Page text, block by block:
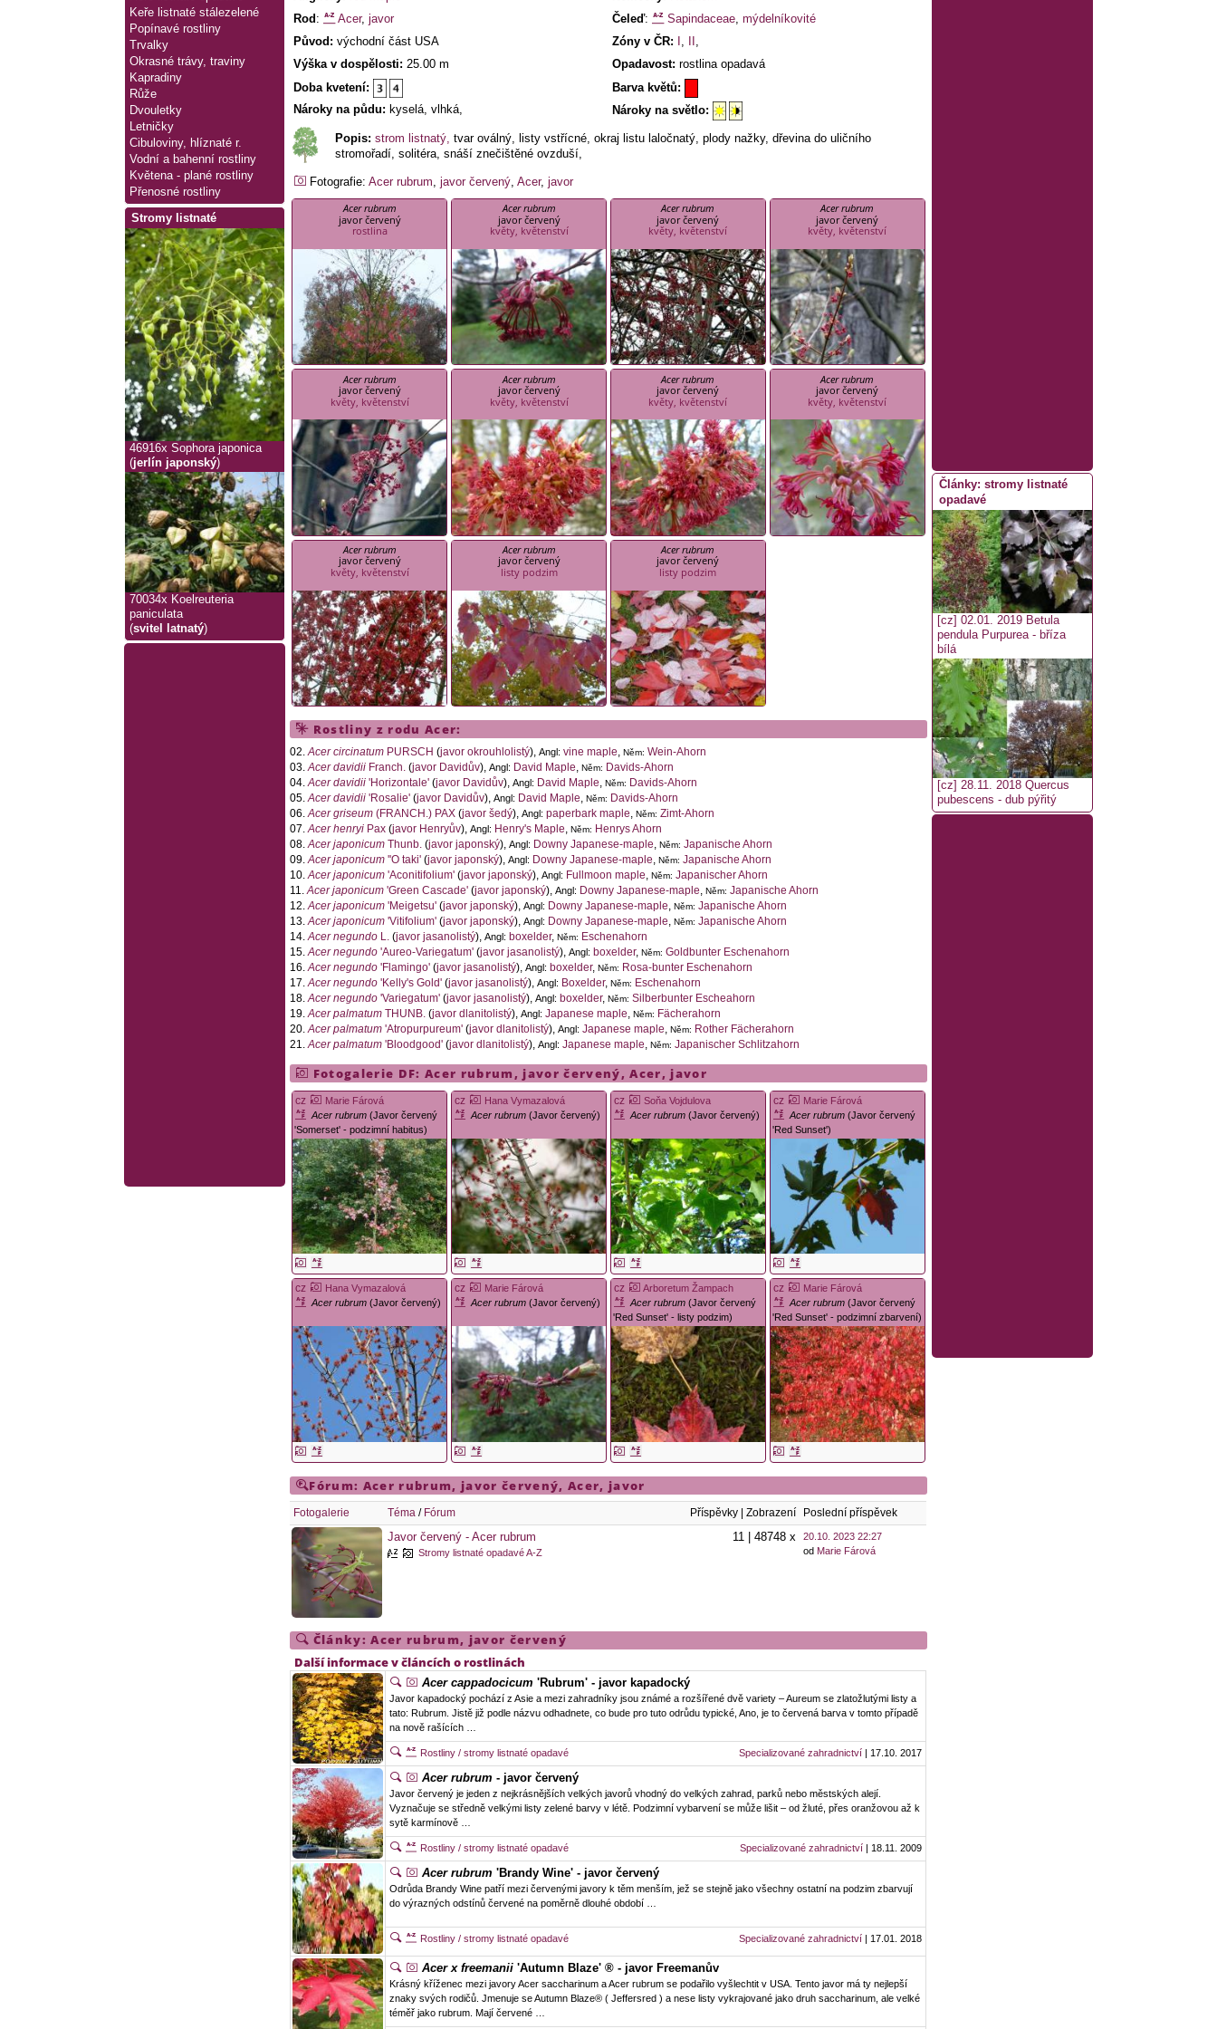
Rod : Acer,javor Čeleď: Sapindaceae, mýdelníkovité
Původ: východní část USA Zóny v ČR: ,
,
Výška v dospělosti: 25.00 m Opadavost: rostlina opadavá
Doba kvetení:
Barva květů:
Nároky na půdu: kyselá, vlhká, Nároky na světlo:
Popis: strom listnatý,tvar oválný, listy vstřícné, okraj listu laločnatý, plody nažky, dřevina do uličního
stromořadí, solitéra, snáší znečištěné ovzduší,
Fotografie:Acer rubrum,javor červený,Acer,javor
Acer rubrum
javor červený
rostlina
Acer rubrum
javor červený
květy, květenství
Acer rubrum
javor červený
květy, květenství
Acer rubrum
javor červený
květy, květenství
Acer rubrum
javor červený
květy, květenství
Acer rubrum
javor červený
květy, květenství
Acer rubrum
javor červený
květy, květenství
Acer rubrum
javor červený
květy, květenství
Acer rubrum
javor červený
květy, květenství
Acer rubrum
javor červený
listy podzim
Acer rubrum
javor červený
listy podzim
Rostliny z rodu Acer:
02.Acer circinatum PURSCH (javor okrouhlolistý),Angl: vine maple,Něm: Wein-Ahorn
03.Acer davidii Franch. (javor Davidův),Angl: David Maple,Něm: Davids-Ahorn
04.Acer davidii 'Horizontale' (javor Davidův),Angl: David Maple,Něm: Davids-Ahorn
05.Acer davidii 'Rosalie' (javor Davidův),Angl: David Maple,Něm: Davids-Ahorn
06.Acer griseum (FRANCH.) PAX (javor šedý),Angl: paperbark maple,Něm: Zimt-Ahorn
07.Acer henryi Pax (javor Henryův),Angl: Henry's Maple,Něm: Henrys Ahorn
08.Acer japonicum Thunb. (javor japonský),Angl: Downy Japanese-maple,Něm: Japanische Ahorn
09.Acer japonicum ''O taki' (javor japonský),Angl: Downy Japanese-maple,Něm: Japanische Ahorn
10.Acer japonicum 'Aconitifolium' (javor japonský),Angl: Fullmoon maple,Něm: Japanischer Ahorn
11.Acer japonicum 'Green Cascade' (javor japonský),Angl: Downy Japanese-maple,Něm: Japanische Ahorn
12.Acer japonicum 'Meigetsu' (javor japonský),Angl: Downy Japanese-maple,Něm: Japanische Ahorn
13.Acer japonicum 'Vitifolium' (javor japonský),Angl: Downy Japanese-maple,Něm: Japanische Ahorn
14.Acer negundo L. (javor jasanolistý),Angl: boxelder,Něm: Eschenahorn
15.Acer negundo 'Aureo-Variegatum' (javor jasanolistý),Angl: boxelder,Něm: Goldbunter Eschenahorn
16.Acer negundo 'Flamingo' (javor jasanolistý),Angl: boxelder,Něm: Rosa-bunter Eschenahorn
17.Acer negundo 'Kelly's Gold' (javor jasanolistý),Angl: Boxelder,Něm: Eschenahorn
18.Acer negundo 'Variegatum' (javor jasanolistý),Angl: boxelder,Něm: Silberbunter Escheahorn
19.Acer palmatum THUNB. (javor dlanitolistý),Angl: Japanese maple,Něm: Fächerahorn
20.Acer palmatum 'Atropurpureum' (javor dlanitolistý),Angl: Japanese maple,Něm: Rother Fächerahorn
21.Acer palmatum 'Bloodgood' (javor dlanitolistý),Angl: Japanese maple,Něm: Japanischer Schlitzahorn
Fotogalerie DF: Acer rubrum, javor červený,Acer, javor
cz
Marie Fárová
Acer rubrum (Javor červený
'Somerset' - podzimní habitus)
cz
Hana Vymazalová
Acer rubrum (Javor červený)
cz
Soňa Vojdulova
Acer rubrum(Javor červený)
cz
Marie Fárová
Acer rubrum(Javor červený
'Red Sunset')
cz
Hana Vymazalová
Acer rubrum (Javor červený)
cz
Marie Fárová
Acer rubrum (Javor červený)
cz
Arboretum Žampach
Acer rubrum(Javor červený
'Red Sunset' - listy podzim)
cz
Marie Fárová
Acer rubrum(Javor červený
'Red Sunset' - podzimní zbarvení)
Fórum: Acer rubrum, javor červený, Acer, javor
Fotogalerie Téma / Fórum Příspěvky | Zobrazení Poslední příspěvek
11 | 48748 x
Javor červený - Acer rubrum
Stromy listnaté opadavé A-Z
20.10. 2023 22:27
od Marie Fárová
Články:Acer rubrum, javor červený
Další informace v článcích o rostlinách
Acer cappadocicum 'Rubrum' - javor kapadocký
Javor kapadocký pochází z Asie a mezi zahradníky jsou známé a rozšířené dvě variety – Aureum se zlatožlutými listy a
tato: Rubrum. Jistě již podle názvu odhadnete, co bude pro tuto odrůdu typické, Ano, je to červená barva v tomto případě
na nově rašících …
Specializované zahradnictví | 17.10. 2017
Rostliny / stromy listnaté opadavé
Acer rubrum - javor červený
Javor červený je jeden z nejkrásnějších velkých javorů vhodný do velkých zahrad, parků nebo městských alejí.
Vyznačuje se středně velkými listy zelené barvy v létě. Podzimní vybarvení se může lišit – od žluté, přes oranžovou až k
sytě karmínově …
Specializované zahradnictví | 18.11. 2009
Rostliny / stromy listnaté opadavé
Acer rubrum 'Brandy Wine' - javor červený
Odrůda Brandy Wine patří mezi červenými javory k těm menším, jež se stejně jako všechny ostatní na podzim zbarvují
do výrazných odstínů červené na poměrně dlouhé období …
Specializované zahradnictví | 17.01. 2018
Rostliny / stromy listnaté opadavé
Acer x freemanii 'Autumn Blaze' ® - javor Freemanův
Krásný kříženec mezi javory Acer saccharinum a Acer rubrum se podařilo vyšlechtit v USA. Tento javor má ty nejlepší
znaky svých rodičů. Jmenuje se Autumn Blaze® ( Jeffersred ) a nese listy vykrajované jako druh saccharinum, ale velké
téměř jako rubrum. Mají červené …
Keře listnaté stálezelené
Popínavé rostliny
Trvalky
Okrasné trávy, traviny
Kapradiny
Růže
Dvouletky
Letničky
Cibuloviny, hlíznaté r.
Vodní a bahenní rostliny
Květena - plané rostliny
Přenosné rostliny
Stromy listnaté
46916x Sophora japonica
(jerlín japonský)
70034x Koelreuteria
paniculata
(svitel latnatý)
Články: stromy listnaté
opadavé
[cz] 02.01. 2019 Betula
pendula Purpurea - bříza
bílá
[cz] 28.11. 2018 Quercus
pubescens - dub pýřitý